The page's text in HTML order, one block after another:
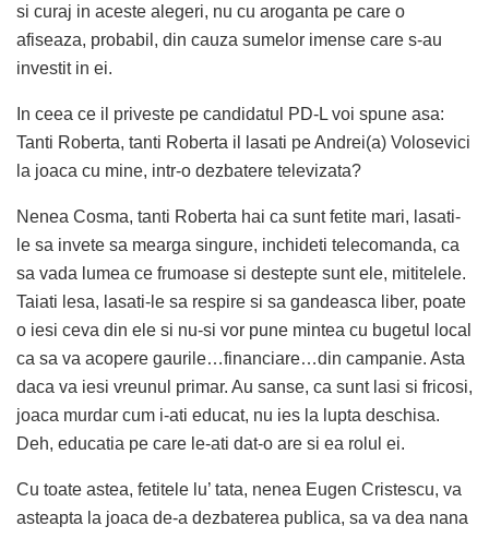
si curaj in aceste alegeri, nu cu aroganta pe care o
afiseaza, probabil, din cauza sumelor imense care s-au
investit in ei.
In ceea ce il priveste pe candidatul PD-L voi spune asa:
Tanti Roberta, tanti Roberta il lasati pe Andrei(a) Volosevici
la joaca cu mine, intr-o dezbatere televizata?
Nenea Cosma, tanti Roberta hai ca sunt fetite mari, lasati-
le sa invete sa mearga singure, inchideti telecomanda, ca
sa vada lumea ce frumoase si destepte sunt ele, mititelele.
Taiati lesa, lasati-le sa respire si sa gandeasca liber, poate
o iesi ceva din ele si nu-si vor pune mintea cu bugetul local
ca sa va acopere gaurile…financiare…din campanie. Asta
daca va iesi vreunul primar. Au sanse, ca sunt lasi si fricosi,
joaca murdar cum i-ati educat, nu ies la lupta deschisa.
Deh, educatia pe care le-ati dat-o are si ea rolul ei.
Cu toate astea, fetitele lu’ tata, nenea Eugen Cristescu, va
asteapta la joaca de-a dezbaterea publica, sa va dea nana